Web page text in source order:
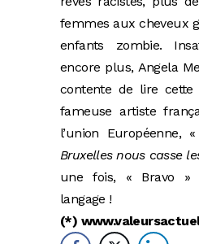
femmes aux cheveux
enfants zombie.
encore plus, Angela
contente de lire cette
fameuse artiste
l’union Européenne,
Bruxelles nous casse
une fois, « Bravo
langage !
(*)